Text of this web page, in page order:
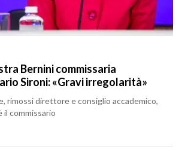
Bernini commissaria
Sironi: «Gravi irregolarità»
rimossi direttore e consiglio accademico,
il commissario